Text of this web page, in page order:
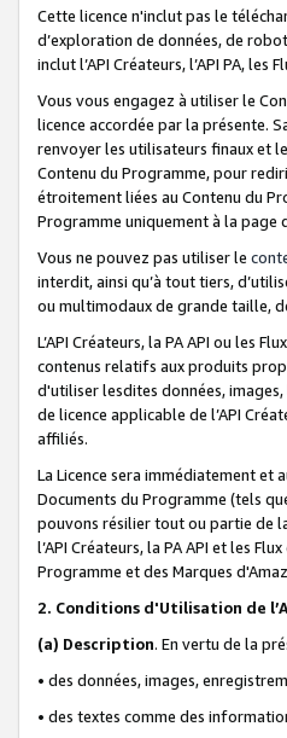
Cette licence n'inclut pas le
d’exploration de données, de
inclut l’API Créateurs, l’API PA,
Vous vous engagez à utiliser le
licence accordée par la présente.
renvoyer les utilisateurs finaux et
Contenu du Programme, pour
étroitement liées au Contenu du
Programme uniquement à la page
Vous ne pouvez pas utiliser le
interdit, ainsi qu’à tout tiers,
ou multimodaux de grande taille,
L’API Créateurs, la PA API ou les
contenus relatifs aux produits
d'utiliser lesdites données,
de licence applicable de l’API
affiliés.
La Licence sera immédiatement
Documents du Programme (tels
pouvons résilier tout ou partie de
l’API Créateurs, la PA API et les
Programme et des Marques
2. Conditions d'Utilisation de
(a) Description. En vertu de la
• des données, images,
• des textes comme des